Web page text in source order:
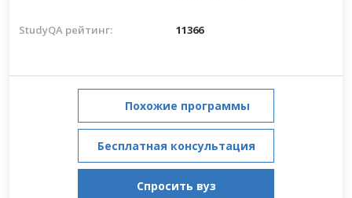
StudyQA рейтинг: 11366
Похожие программы
Бесплатная консультация
Спросить вуз